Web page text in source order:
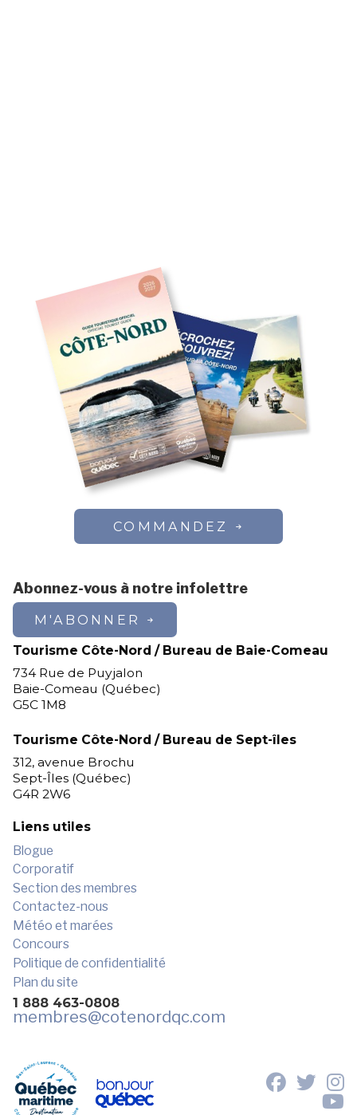
COMMANDEZ
Abonnez-vous à notre infolettre
M'ABONNER
Tourisme Côte-Nord / Bureau de Baie-Comeau
734 Rue de Puyjalon
Baie-Comeau (Québec)
G5C 1M8
Tourisme Côte-Nord / Bureau de Sept-îles
312, avenue Brochu
Sept-Îles (Québec)
G4R 2W6
Liens utiles
Blogue
Corporatif
Section des membres
Contactez-nous
Météo et marées
Concours
Politique de confidentialité
Plan du site
1 888 463-0808
membres@cotenordqc.com